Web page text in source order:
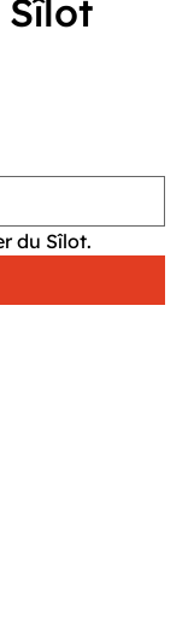
Sîlot
du Sîlot.